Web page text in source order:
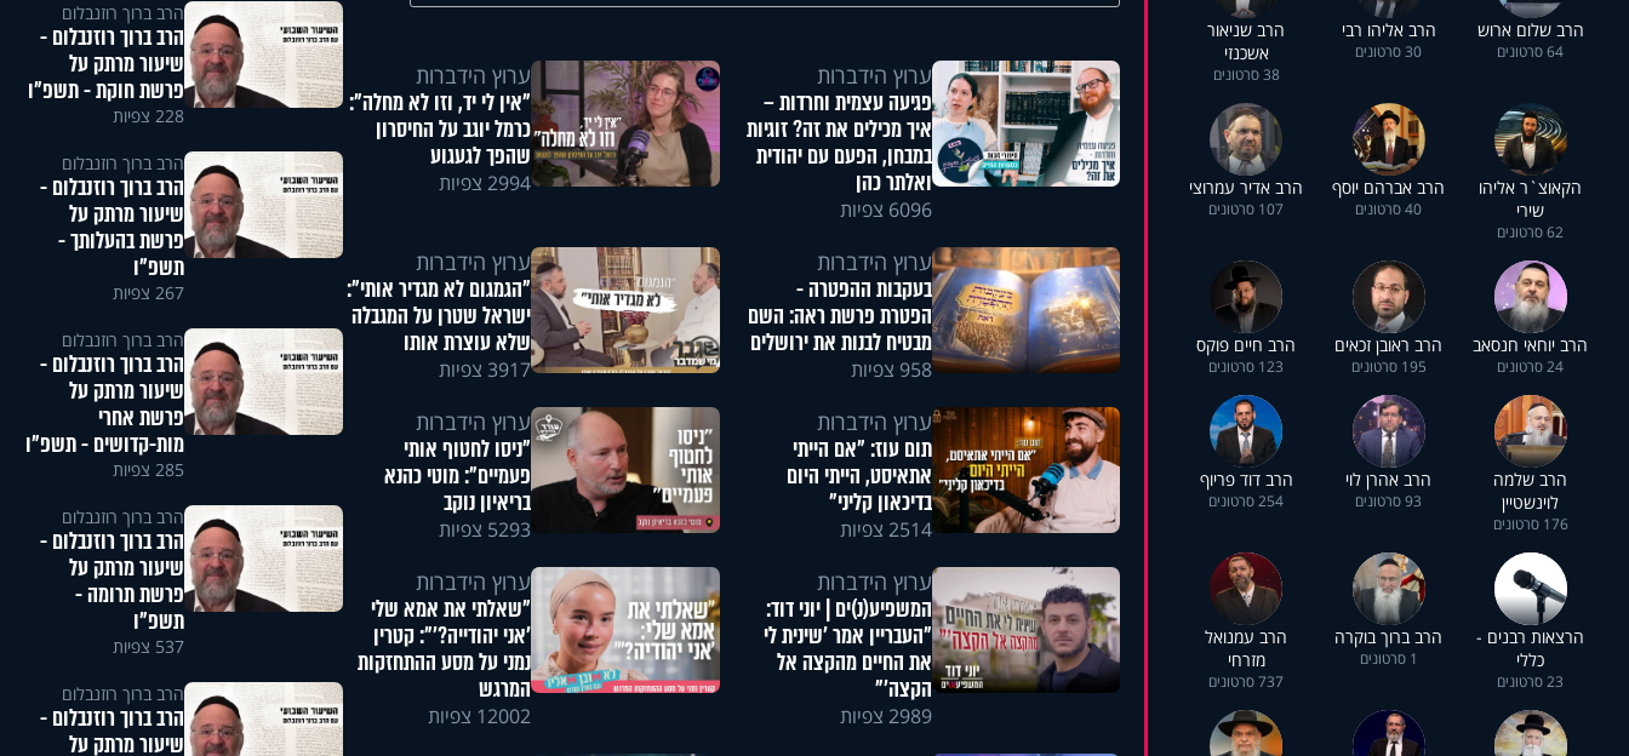
הרב שלום ארוש
64 סרטונים
הרב אליהו רבי
30 סרטונים
הרב שניאור
אשכנזי
38 סרטונים
הקאוצ`ר אליהו
שירי
62 סרטונים
הרב אברהם יוסף
40 סרטונים
הרב אדיר עמרוצי
107 סרטונים
הרב יוחאי חנסאב
24 סרטונים
הרב ראובן זכאים
195 סרטונים
הרב חיים פוקס
123 סרטונים
הרב שלמה
לוינשטיין
176 סרטונים
הרב אהרן לוי
93 סרטונים
הרב דוד פריוף
254 סרטונים
הרצאות רבנים -
כללי
23 סרטונים
הרב ברוך בוקרה
1 סרטונים
הרב עמנואל
מזרחי
737 סרטונים
ערוץ הידברות
פגיעה עצמית וחרדות –
איך מכילים את זה? זוגיות
במבחן, הפעם עם יהודית
ואלתר כהן
6096 צפיות
ערוץ הידברות
"אין לי יד, וזו לא מחלה":
כרמל יוגב על החיסרון
שהפך לגעגוע
2994 צפיות
ערוץ הידברות
בעקבות ההפטרה -
הפטרת פרשת ראה: השם
מבטיח לבנות את ירושלים
958 צפיות
ערוץ הידברות
"הגמגום לא מגדיר אותי":
ישראל שטרן על המגבלה
שלא עוצרת אותו
3917 צפיות
ערוץ הידברות
תום עוז: "אם הייתי
אתאיסט, הייתי היום
בדיכאון קליני"
2514 צפיות
ערוץ הידברות
"ניסו לחטוף אותי
פעמיים": מוטי כהנא
בריאיון נוקב
5293 צפיות
ערוץ הידברות
המשפיע(נ)ים | יוני דוד:
"העבריין אמר 'שינית לי
את החיים מהקצה אל
הקצה'"
2989 צפיות
ערוץ הידברות
"שאלתי את אמא שלי
'אני יהודייה?'": קטרין
נמני על מסע ההתחזקות
המרגש
12002 צפיות
הרב ברוך רוזנבלום
הרב ברוך רוזנבלום -
שיעור מרתק על
פרשת חוקת - תשפ"ו
228 צפיות
הרב ברוך רוזנבלום
הרב ברוך רוזנבלום -
שיעור מרתק על
פרשת בהעלותך -
תשפ"ו
267 צפיות
הרב ברוך רוזנבלום
הרב ברוך רוזנבלום -
שיעור מרתק על
פרשת אחרי
מות-קדושים - תשפ"ו
285 צפיות
הרב ברוך רוזנבלום
הרב ברוך רוזנבלום -
שיעור מרתק על
פרשת תרומה -
תשפ"ו
537 צפיות
הרב ברוך רוזנבלום
הרב ברוך רוזנבלום -
שיעור מרתק על